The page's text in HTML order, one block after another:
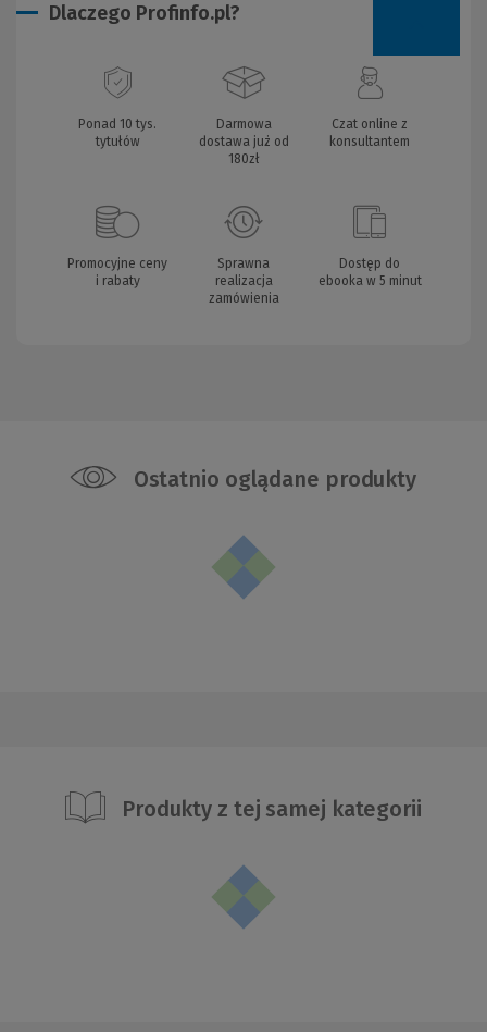
Dlaczego Profinfo.pl?
Ponad 10 tys.
tytułów
Darmowa
dostawa już od
180zł
Czat online z
konsultantem
Promocyjne ceny
i rabaty
Sprawna
realizacja
zamówienia
Dostęp do
ebooka w 5 minut
Ostatnio oglądane produkty
Produkty z tej samej kategorii